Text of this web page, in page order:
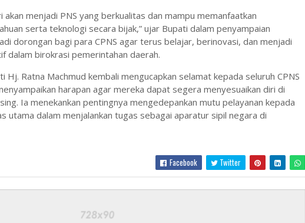
akan menjadi PNS yang berkualitas dan mampu memanfaatkan
serta teknologi secara bijak,” ujar Bupati dalam penyampaian
dorongan bagi para CPNS agar terus belajar, berinovasi, dan menjadi
dalam birokrasi pemerintahan daerah.
Hj. Ratna Machmud kembali mengucapkan selamat kepada seluruh CPNS
harapan agar mereka dapat segera menyesuaikan diri di
Ia menekankan pentingnya mengedepankan mutu pelayanan kepada
utama dalam menjalankan tugas sebagai aparatur sipil negara di
Facebook Twitter